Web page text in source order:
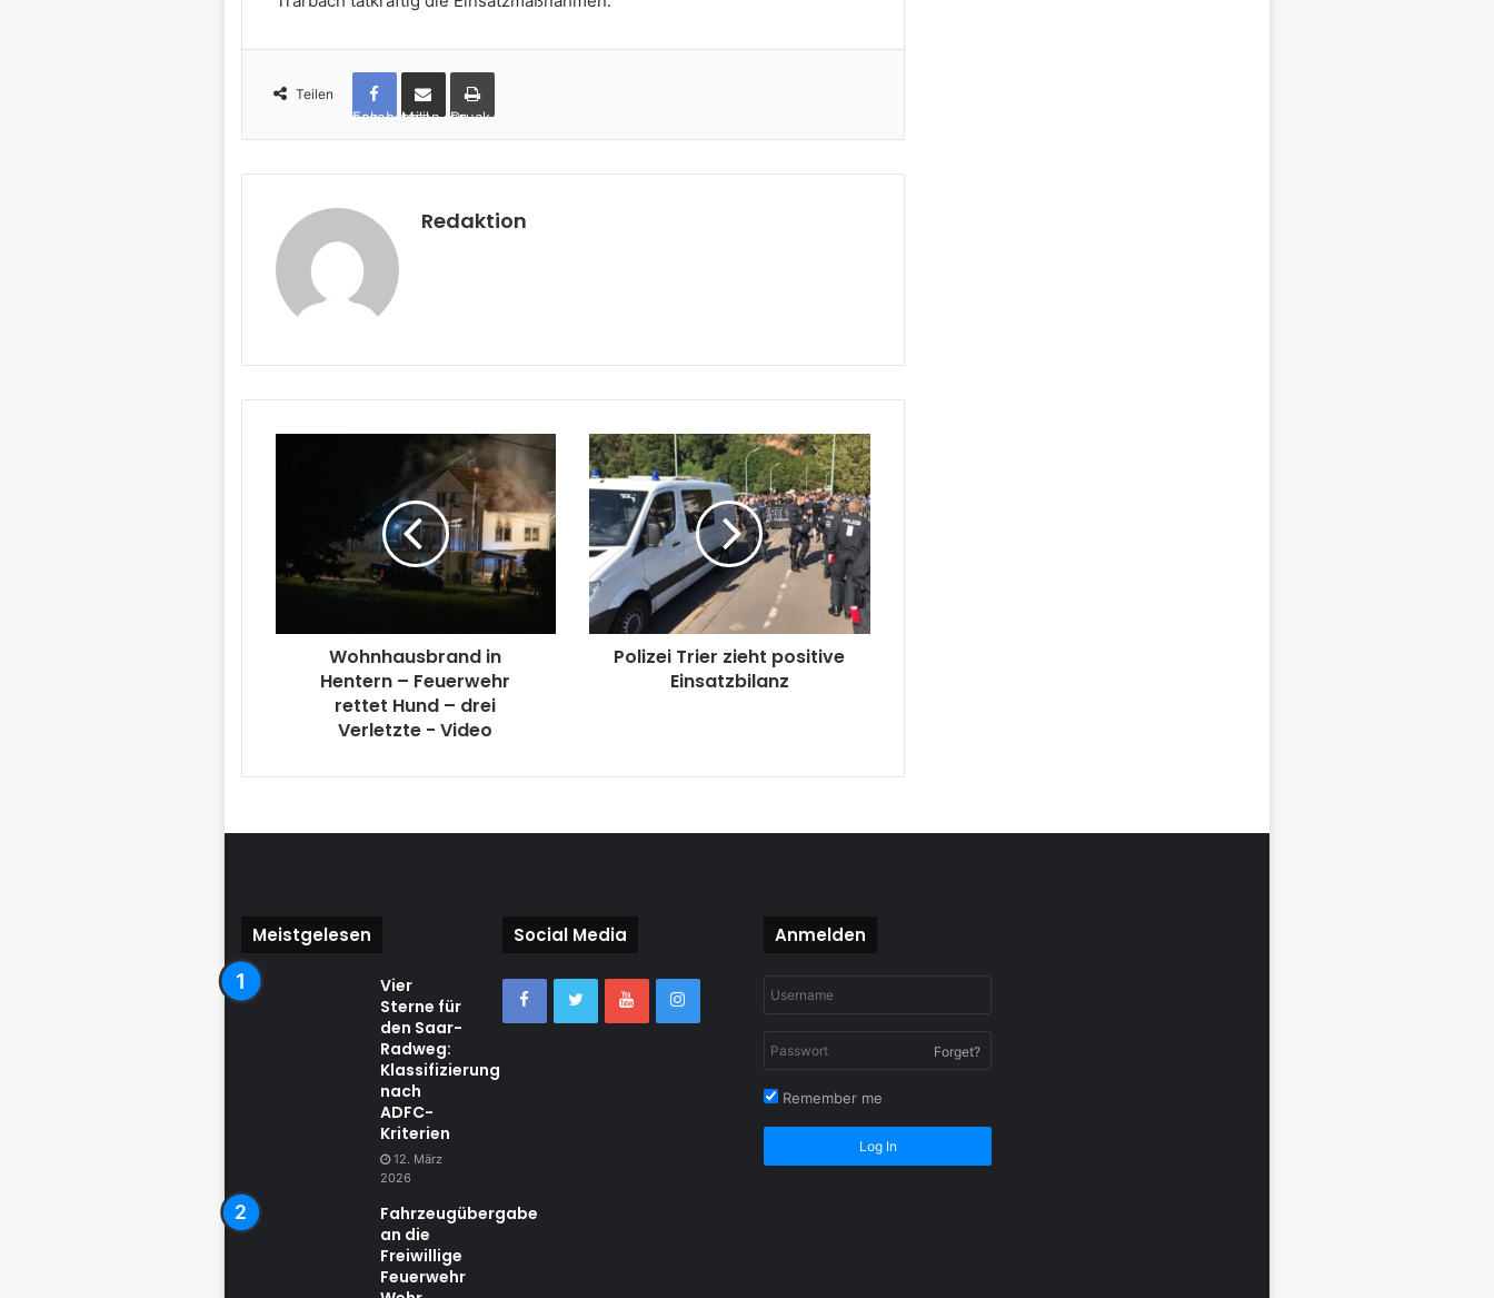
Teilen
Facebook per Mail teilen Drucken
Redaktion
Wohnhausbrand in
Hentern – Feuerwehr
rettet Hund – drei
Verletzte - Video
Polizei Trier zieht positive
Einsatzbilanz
Meistgelesen
Vier
Sterne für
den Saar-
Radweg:
Klassifizierung
nach
ADFC-
Kriterien
12. März
2026
Fahrzeugübergabe
an die
Freiwillige
Feuerwehr
Social Media Anmelden
Forget?
Remember me
Log In